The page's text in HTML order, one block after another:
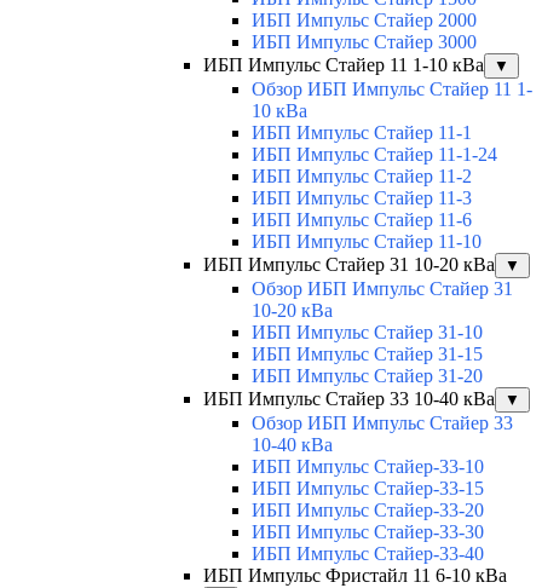
ИБП Импульс Стайер 2000
ИБП Импульс Стайер 3000
ИБП Импульс Стайер 11 1-10 кВа
▼
Обзор ИБП Импульс Стайер 11 1-
10 кВа
ИБП Импульс Стайер 11-1
ИБП Импульс Стайер 11-1-24
ИБП Импульс Стайер 11-2
ИБП Импульс Стайер 11-3
ИБП Импульс Стайер 11-6
ИБП Импульс Стайер 11-10
ИБП Импульс Стайер 31 10-20 кВа
▼
Обзор ИБП Импульс Стайер 31
10-20 кВа
ИБП Импульс Стайер 31-10
ИБП Импульс Стайер 31-15
ИБП Импульс Стайер 31-20
ИБП Импульс Стайер 33 10-40 кВа
▼
Обзор ИБП Импульс Стайер 33
10-40 кВа
ИБП Импульс Стайер-33-10
ИБП Импульс Стайер-33-15
ИБП Импульс Стайер-33-20
ИБП Импульс Стайер-33-30
ИБП Импульс Стайер-33-40
ИБП Импульс Фристайл 11 6-10 кВа